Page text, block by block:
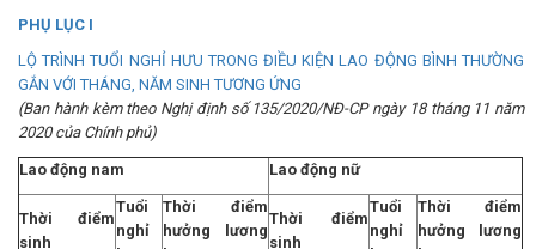
PHỤ LỤC I
LỘ TRÌNH TUỔI NGHỈ HƯU TRONG ĐIỀU KIỆN LAO ĐỘNG BÌNH THƯỜNG
GẮN VỚI THÁNG, NĂM SINH TƯƠNG ỨNG
(Ban hành kèm theo Nghị định số 135/2020/NĐ-CP ngày 18 tháng 11 năm
2020 của Chính phủ)
Lao động nam Lao động nữ
Thời điểm
sinh
Tuổi
nghỉ
Thời điểm
hưởng lương
Thời điểm
sinh
Tuổi
nghỉ
Thời điểm
hưởng lương